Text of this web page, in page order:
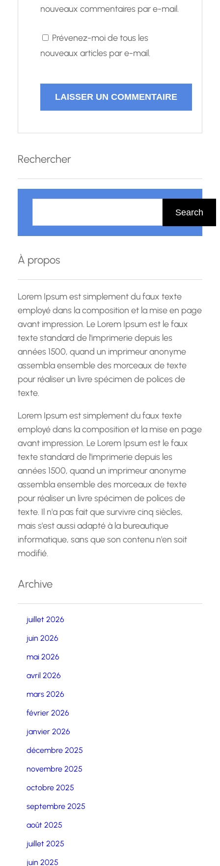
nouveaux commentaires par e-mail.
Prévenez-moi de tous les
nouveaux articles par e-mail.
Rechercher
h
r
c
h
Search
À propos
Lorem Ipsum est simplement du faux texte
employé dans la composition et la mise en page
avant impression. Le Lorem Ipsum est le faux
texte standard de l'imprimerie depuis les
années 1500, quand un imprimeur anonyme
assembla ensemble des morceaux de texte
pour réaliser un livre spécimen de polices de
texte.
Lorem Ipsum est simplement du faux texte
employé dans la composition et la mise en page
avant impression. Le Lorem Ipsum est le faux
texte standard de l'imprimerie depuis les
années 1500, quand un imprimeur anonyme
assembla ensemble des morceaux de texte
pour réaliser un livre spécimen de polices de
texte. Il n'a pas fait que survivre cinq siècles,
mais s'est aussi adapté à la bureautique
informatique, sans que son contenu n'en soit
modifié.
Archive
juillet 2026
juin 2026
mai 2026
avril 2026
mars 2026
février 2026
janvier 2026
décembre 2025
novembre 2025
octobre 2025
septembre 2025
août 2025
juillet 2025
juin 2025